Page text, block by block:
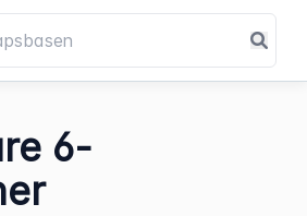
6-